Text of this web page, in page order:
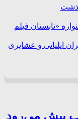
«تابستان فیلم
ایلیاتی و عشایری
پیش می‌رود